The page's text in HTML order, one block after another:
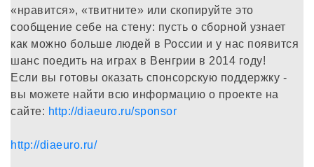
«нравится», «твитните» или скопируйте это
сообщение себе на стену: пусть о сборной узнает
как можно больше людей в России и у нас появится
шанс поедить на играх в Венгрии в 2014 году!
Если вы готовы оказать спонсорскую поддержку -
вы можете найти всю информацию о проекте на
сайте: http://diaeuro.ru/sponsor
http://diaeuro.ru/